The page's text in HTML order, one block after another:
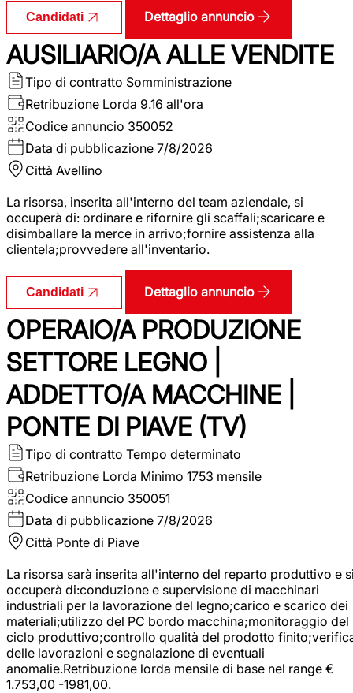
Candidati Dettaglio annuncio
AUSILIARIO/A ALLE VENDITE
Tipo di contratto Somministrazione
Retribuzione Lorda 9.16 all'ora
Codice annuncio 350052
Data di pubblicazione 7/8/2026
Città Avellino
La risorsa, inserita all'interno del team aziendale, si
occuperà di: ordinare e rifornire gli scaffali;scaricare e
disimballare la merce in arrivo;fornire assistenza alla
clientela;provvedere all'inventario.
Candidati Dettaglio annuncio
OPERAIO/A PRODUZIONE
SETTORE LEGNO |
ADDETTO/A MACCHINE |
PONTE DI PIAVE (TV)
Tipo di contratto Tempo determinato
Retribuzione Lorda Minimo 1753 mensile
Codice annuncio 350051
Data di pubblicazione 7/8/2026
Città Ponte di Piave
La risorsa sarà inserita all'interno del reparto produttivo e
occuperà di:conduzione e supervisione di macchinari
industriali per la lavorazione del legno;carico e scarico dei
materiali;utilizzo del PC bordo macchina;monitoraggio del
ciclo produttivo;controllo qualità del prodotto
delle lavorazioni e segnalazione di eventuali
anomalie.Retribuzione lorda mensile di base nel range €
1.753,00 -1981,00.